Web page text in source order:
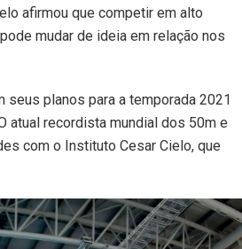
afirmou que competir em alto
mudar de ideia em relação nos
planos para a temporada 2021
atual recordista mundial dos 50m e
com o Instituto Cesar Cielo, que